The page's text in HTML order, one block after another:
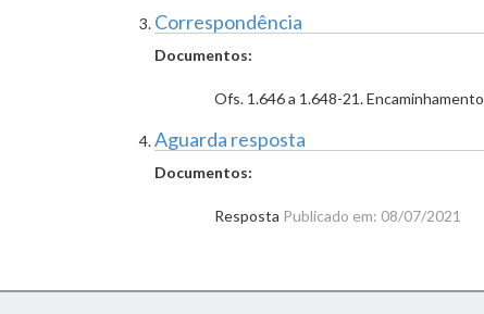
Correspondência
Documentos:
Ofs. 1.646 a 1.648-21. Encaminhamento
Aguarda resposta
Documentos:
Resposta Publicado em: 08/07/2021